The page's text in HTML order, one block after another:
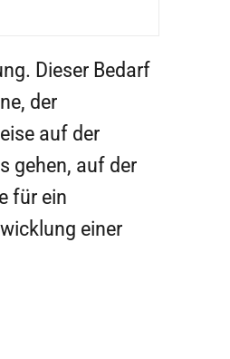
Dieser Bedarf
der
auf der
gehen, auf der
für ein
einer